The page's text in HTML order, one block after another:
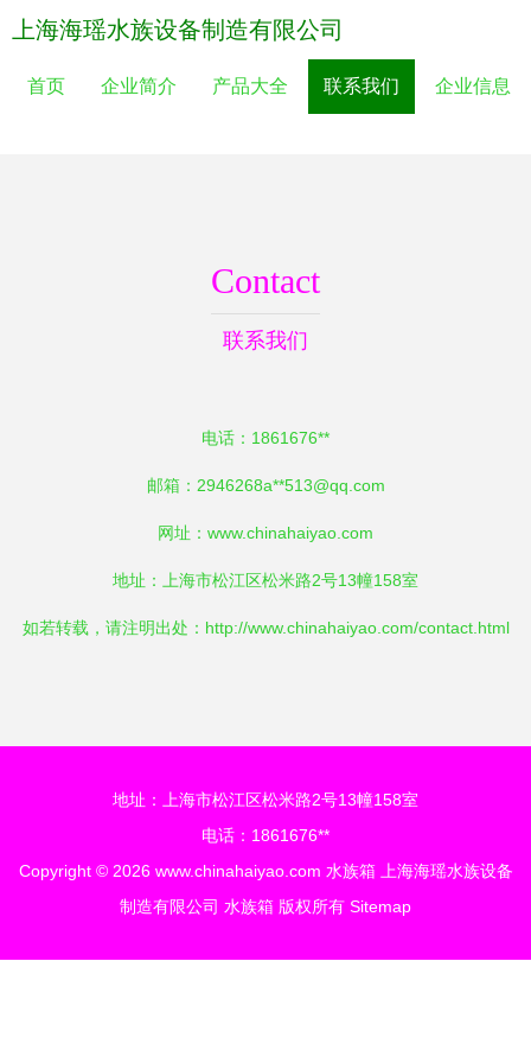
上海海瑶水族设备制造有限公司
首页 企业简介 产品大全 联系我们 企业信息
Contact
联系我们
电话：1861676**
邮箱：2946268a**513@qq.com
网址： www.chinahaiyao.com
地址：上海市松江区松米路2号13幢158室
如若转载，请注明出处：http://www.chinahaiyao.com/contact.html
地址：上海市松江区松米路2号13幢158室
电话：1861676**
Copyright © 2026 www.chinahaiyao.com 水族箱
上海海瑶水族设备
制造有限公司 水族箱 版权所有 Sitemap